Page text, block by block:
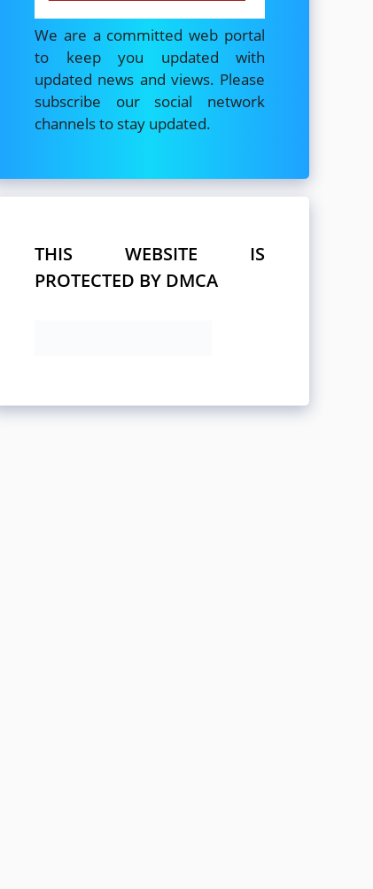
We are a committed web portal
to keep you updated with
updated news and views. Please
subscribe our social network
channels to stay updated.
THIS WEBSITE IS
PROTECTED BY DMCA